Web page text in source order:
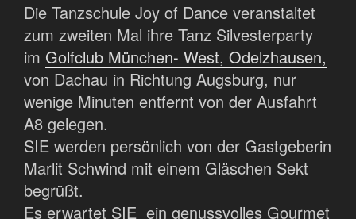
Die Tanzschule Joy of Dance veranstaltet
zum zweiten Mal ihre Tanz Silvesterparty
im Golfclub München- West, Odelzhausen,
von Dachau in Richtung Augsburg, nur
wenige Minuten entfernt von der Ausfahrt
A8 gelegen.
SIE werden persönlich von der Gastgeberin
Marlit Schwind mit einem Gläschen Sekt
begrüßt.
Es erwartet SIE ein genussvolles Gourmet